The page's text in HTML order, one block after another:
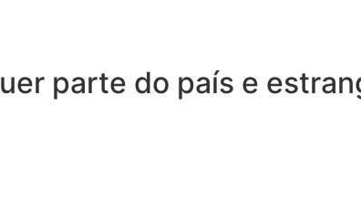
parte do país e